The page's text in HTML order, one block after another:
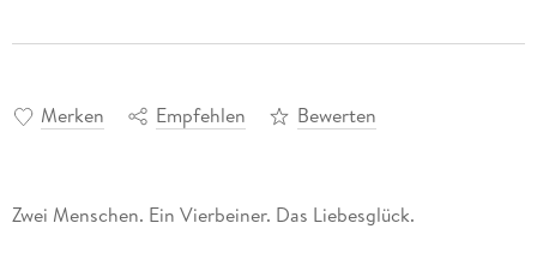
Merken Empfehlen Bewerten
Zwei Menschen. Ein Vierbeiner. Das Liebesglück.